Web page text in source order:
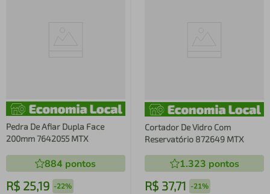
Pedra De Afiar Dupla Face
200mm 7642055 MTX
884 pontos
R$ 25,19 -22%
Cortador De Vidro Com
Reservatório 872649 MTX
1.323 pontos
R$ 37,71 -21%